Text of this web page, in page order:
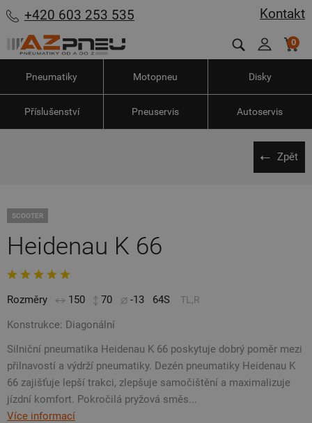
Kontakt
+420 603 253 535
0
Pneumatiky Motopneu Disky
Příslušenství Pneuservis Autoservis
Zpět
SCOOTER
Heidenau K 66
Rozměry 150 70 -13 64S TL,R
Konstrukce: Diagonální
Silniční pneumatika Heidenau K 66 poskytuje dobrý poměr mezi
přilnavostí a výdrží pneumatiky. Dezén pneumatiky Heidenau K
66 zajišťuje lepší trakci, zlepšuje samočištění a maximalizuje
jízdní komfort. Pokročilá pryžová směs...
Více informací